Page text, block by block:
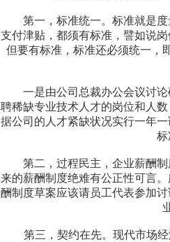
第一，标准统一。标准就是度
支付津贴，都须有标准，譬如说
但要有标准，标准还必须统一，
一是由公司总裁办公会议讨论
聘稀缺专业技术人才的岗位和人
据公司的人才紧缺状况实行一年
标
第二，过程民主，企业薪酬制
来的薪酬制度绝难有公正性可言
酬制度草案应该请员工代表参加
第三，契约在先。现代市场经